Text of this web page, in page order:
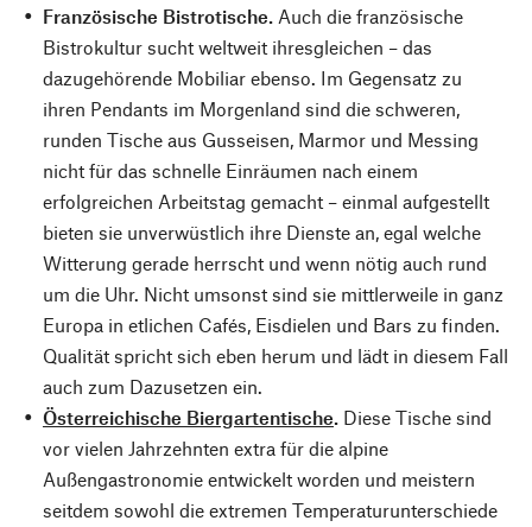
Französische Bistrotische. Auch die französische
Bistrokultur sucht weltweit ihresgleichen – das
dazugehörende Mobiliar ebenso. Im Gegensatz zu
ihren Pendants im Morgenland sind die schweren,
runden Tische aus Gusseisen, Marmor und Messing
nicht für das schnelle Einräumen nach einem
erfolgreichen Arbeitstag gemacht – einmal aufgestellt
bieten sie unverwüstlich ihre Dienste an, egal welche
Witterung gerade herrscht und wenn nötig auch rund
um die Uhr. Nicht umsonst sind sie mittlerweile in ganz
Europa in etlichen Cafés, Eisdielen und Bars zu finden.
Qualität spricht sich eben herum und lädt in diesem Fall
auch zum Dazusetzen ein.
Österreichische Biergartentische Diese Tische sind
vor vielen Jahrzehnten extra für die alpine
Außengastronomie entwickelt worden und meistern
seitdem sowohl die extremen Temperaturunterschiede